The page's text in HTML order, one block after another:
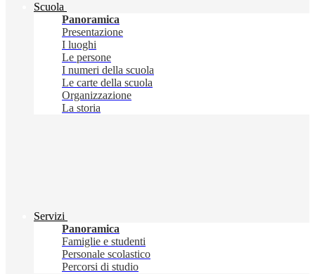
Scuola
Panoramica
Presentazione
I luoghi
Le persone
I numeri della scuola
Le carte della scuola
Organizzazione
La storia
Servizi
Panoramica
Famiglie e studenti
Personale scolastico
Percorsi di studio